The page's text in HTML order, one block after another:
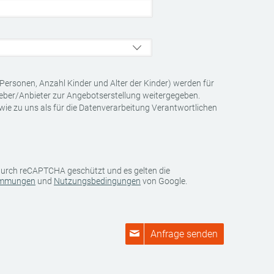
Anzahl Kinder und Alter der Kinder) werden für
Anbieter zur Angebotserstellung weitergegeben.
zu uns als für die Datenverarbeitung Verantwortlichen
reCAPTCHA geschützt und es gelten die
und Nutzungsbedingungen von Google.
Anfrage senden